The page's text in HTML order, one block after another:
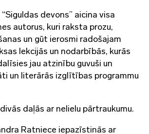
devons” aicina visa
autorus, kuri raksta prozu,
un gūt ierosmi radošajam
lekcijās un nodarbībās, kurās
jau atzinību guvuši un
un literārās izglītības programmu
daļās ar nelielu pārtraukumu.
Ratniece iepazīstinās ar